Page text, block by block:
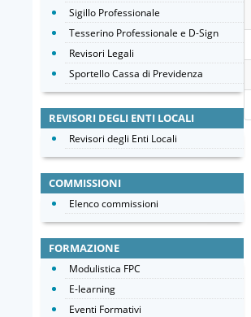
Sigillo Professionale
Tesserino Professionale e D-Sign
Revisori Legali
Sportello Cassa di Previdenza
REVISORI DEGLI ENTI LOCALI
Revisori degli Enti Locali
COMMISSIONI
Elenco commissioni
FORMAZIONE
Modulistica FPC
E-learning
Eventi Formativi